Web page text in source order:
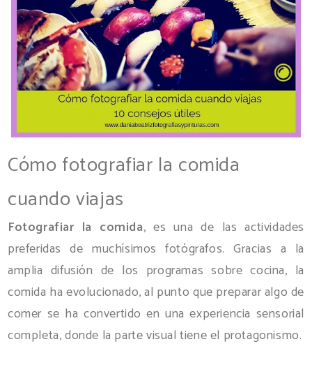
Cómo fotografiar la comida
cuando viajas
Fotografiar la comida, es una de las actividades
preferidas de muchísimos fotógrafos. Gracias a la
amplia difusión de los programas sobre cocina, la
comida ha evolucionado, al punto que preparar algo de
comer se ha convertido en una experiencia sensorial
completa, donde la parte visual tiene el protagonismo.